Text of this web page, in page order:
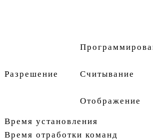
Разрешение Считывание
Отображение
Время установления
Время отработки команд